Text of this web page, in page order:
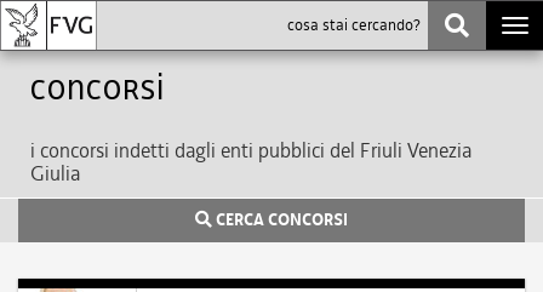
Concorsi
i concorsi indetti dagli enti pubblici del Friuli Venezia
Giulia
CERCA CONCORSI